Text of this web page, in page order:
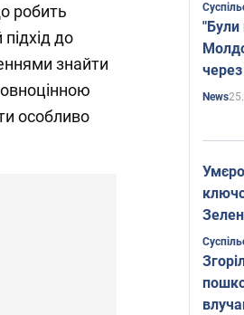
робить
до
знайти
особливо
"Були
News